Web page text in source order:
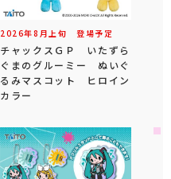
2026年8 月 上旬 登場予定
チャックスＧＰ いたずら
ぐまのグルーミー ぬいぐ
るみマスコット ヒロイン
カラー